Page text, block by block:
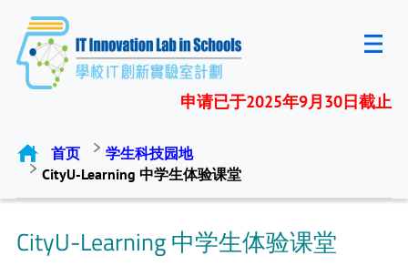
申请已于2025年9月30日截止
首页
学生科技园地
CityU-Learning 中学生体验课堂
CityU-Learning 中学生体验课堂